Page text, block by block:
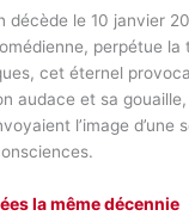
décède le 10 janvier
perpétue la
cet éternel
audace et sa
l’image d’une
la même décennie